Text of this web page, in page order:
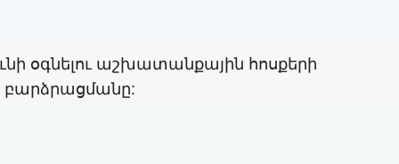
օգնելու աշխատանքային հոսքերի
բարձրացմանը: